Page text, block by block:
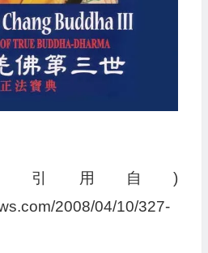
引用自)
2008/04/10/327-